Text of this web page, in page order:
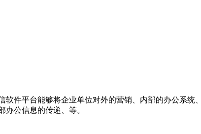
件平台能够将企业单位对外的营销、内部的办公系统
公信息的传递、等。